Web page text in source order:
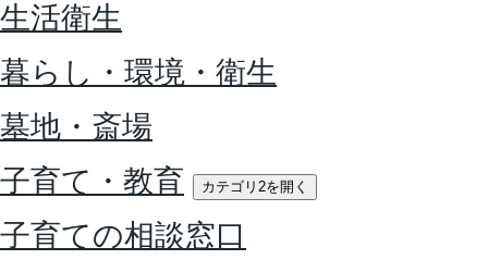
生活衛生
暮らし・環境・衛生
墓地・斎場
子育て・教育
カテゴリ2を開く
子育ての相談窓口